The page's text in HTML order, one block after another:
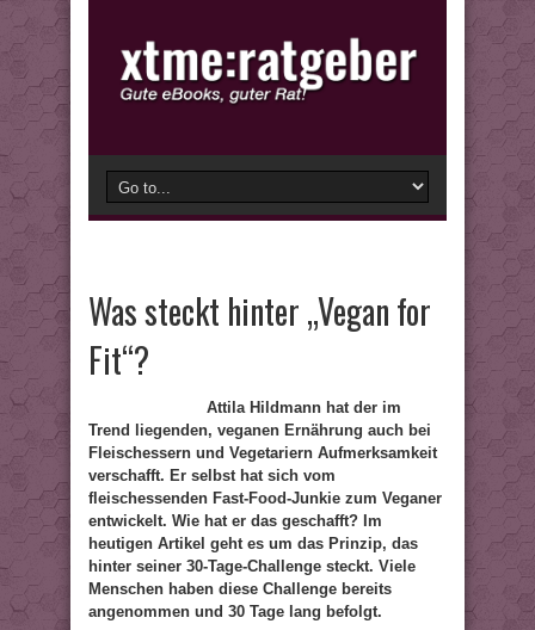
Was steckt hinter „Vegan for
Fit“?
Attila Hildmann hat der im
Trend liegenden, veganen Ernährung auch bei
Fleischessern und Vegetariern Aufmerksamkeit
verschafft. Er selbst hat sich vom
fleischessenden Fast-Food-Junkie zum Veganer
entwickelt. Wie hat er das geschafft? Im
heutigen Artikel geht es um das Prinzip, das
hinter seiner 30-Tage-Challenge steckt. Viele
Menschen haben diese Challenge bereits
angenommen und 30 Tage lang befolgt.